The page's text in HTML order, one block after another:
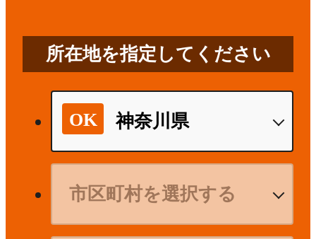
所在地を指定してください